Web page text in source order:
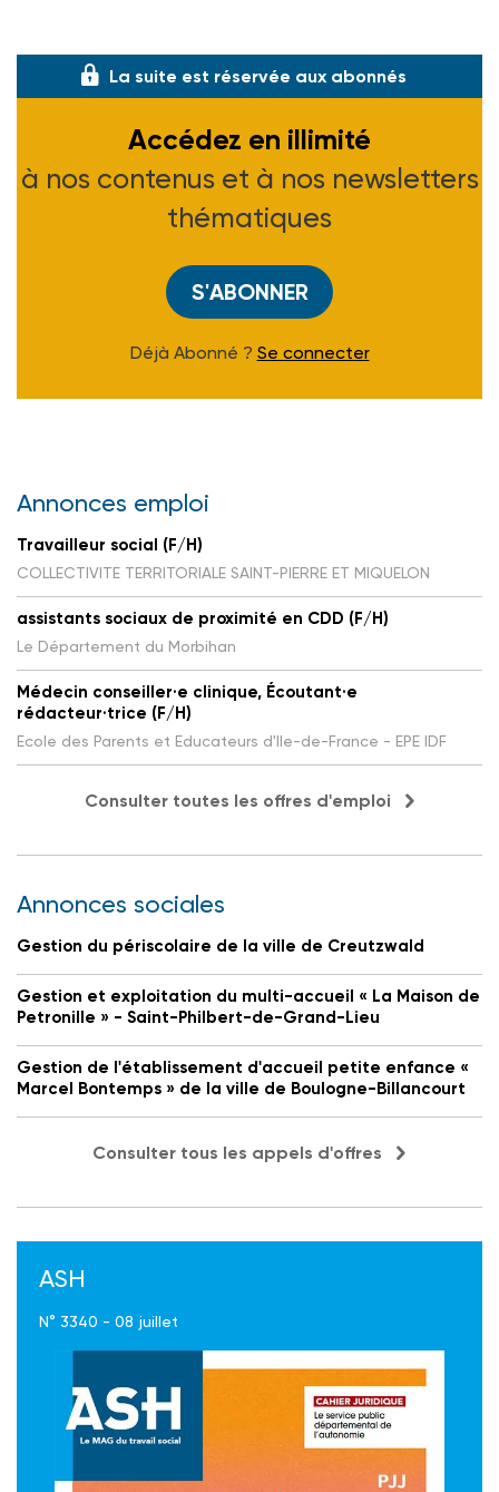
La suite est réservée aux abonnés
Accédez en illimité
à nos contenus et à nos newsletters
thématiques
S'ABONNER
Déjà Abonné ? Se connecter
Annonces emploi
Travailleur social (F/H)
COLLECTIVITE TERRITORIALE SAINT-PIERRE ET MIQUELON
assistants sociaux de proximité en CDD (F/H)
Le Département du Morbihan
Médecin conseiller·e clinique, Écoutant·e
rédacteur·trice (F/H)
Ecole des Parents et Educateurs d'Ile-de-France - EPE IDF
Consulter toutes les offres d'emploi
Annonces sociales
Gestion du périscolaire de la ville de Creutzwald
Gestion et exploitation du multi-accueil « La Maison de
Petronille » - Saint-Philbert-de-Grand-Lieu
Gestion de l'établissement d'accueil petite enfance «
Marcel Bontemps » de la ville de Boulogne-Billancourt
Consulter tous les appels d'offres
ASH
N° 3340 - 08 juillet